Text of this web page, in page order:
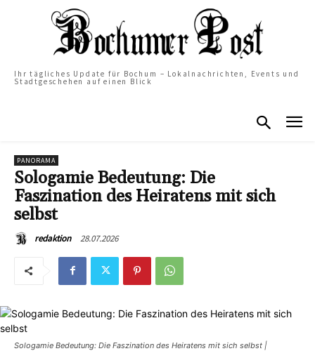
Ihr tägliches Update für Bochum – Lokalnachrichten, Events und
Stadtgeschehen auf einen Blick
PANORAMA
Sologamie Bedeutung: Die
Faszination des Heiratens mit sich
selbst
redaktion 28.07.2026
Sologamie Bedeutung: Die Faszination des Heiratens mit sich selbst |